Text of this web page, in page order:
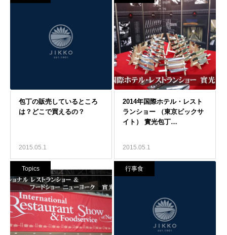
2015.05.1 2015.05.1
Topics 行事食